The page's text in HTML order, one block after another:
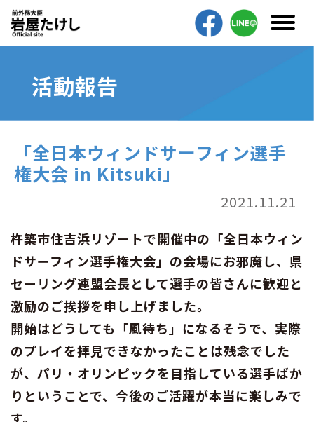
活動報告
「全日本ウィンドサーフィン選手
権大会 in Kitsuki」
2021.11.21
杵築市住吉浜リゾートで開催中の「全日本ウィン
ドサーフィン選手権大会」の会場にお邪魔し、県
セーリング連盟会長として選手の皆さんに歓迎と
激励のご挨拶を申し上げました。
開始はどうしても「風待ち」になるそうで、実際
のプレイを拝見できなかったことは残念でした
が、パリ・オリンピックを目指している選手ばか
りということで、今後のご活躍が本当に楽しみで
す。